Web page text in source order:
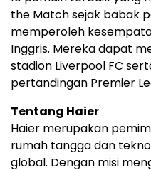
the Match sejak babak
memperoleh
Inggris. Mereka dapat
stadion Liverpool FC
pertandingan Premier
Tentang Haier
Haier merupakan
rumah tangga dan
global. Dengan misi